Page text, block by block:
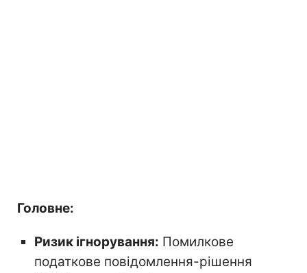
Головне:
Ризик ігнорування: Помилкове
податкове повідомлення-рішення